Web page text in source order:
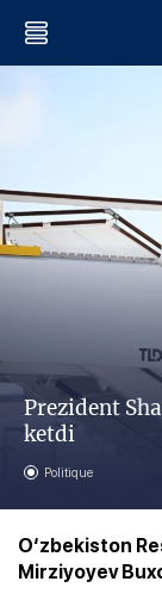
Prezident
ketdi
Politique
O‘zbekiston
Mirziyoyev